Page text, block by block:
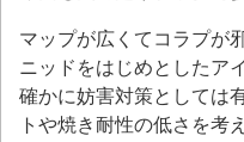
マップが広くてコラプが
ニッドをはじめとしたア
確かに妨害対策としては
トや焼き耐性の低さを考